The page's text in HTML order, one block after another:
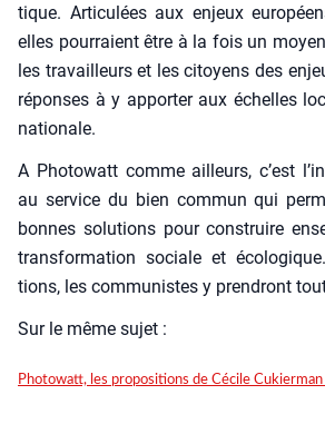
tique. Arti­cu­lées aux enjeux
elles pour­raient être à la fois un
les tra­vailleurs et les citoyens des
réponses à y appor­ter aux échelles
na­tio­nale.
A Pho­to­watt comme ailleurs, c’est
au ser­vice du bien com­mun qui
bonnes solu­tions pour construire
trans­for­ma­tion sociale et
tions, les com­mu­nistes y pren­dront
Sur le même sujet :
Photowatt, les propositions de Cécile